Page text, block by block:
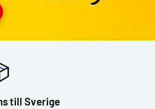
till Sverige